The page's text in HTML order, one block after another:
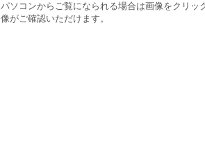
パソコンからご覧になられる場合は画像をクリ
像がご確認いただけます。